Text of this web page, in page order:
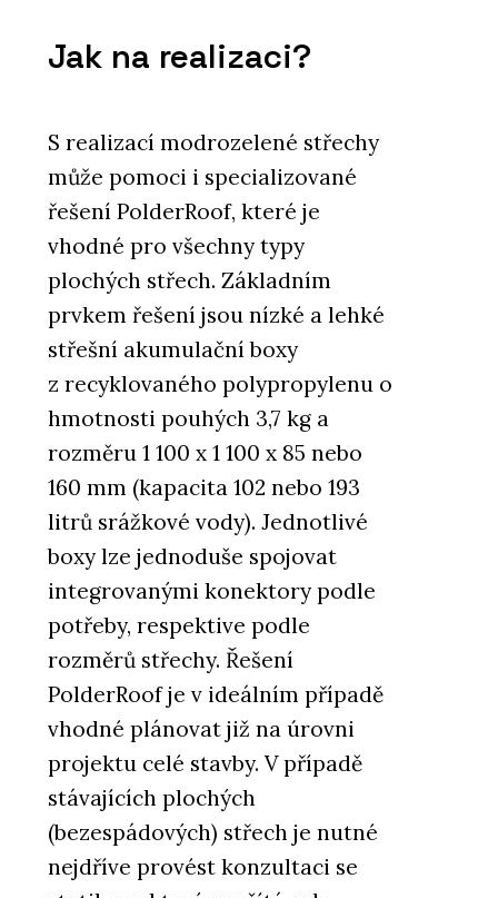
Jak na realizaci?
S realizací modrozelené střechy
může pomoci i specializované
řešení PolderRoof, které je
vhodné pro všechny typy
plochých střech. Základním
prvkem řešení jsou nízké a lehké
střešní akumulační boxy
z recyklovaného polypropylenu o
hmotnosti pouhých 3,7 kg a
rozměru 1 100 x 1 100 x 85 nebo
160 mm (kapacita 102 nebo 193
litrů srážkové vody). Jednotlivé
boxy lze jednoduše spojovat
integrovanými konektory podle
potřeby, respektive podle
rozměrů střechy. Řešení
PolderRoof je v ideálním případě
vhodné plánovat již na úrovni
projektu celé stavby. V případě
stávajících plochých
(bezespádových) střech je nutné
nejdříve provést konzultaci se